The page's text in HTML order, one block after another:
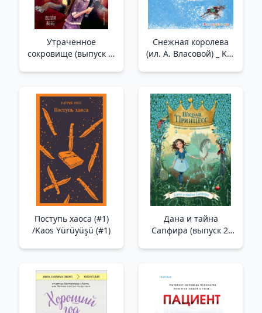
Утраченное
сокровище (выпуск 2)
Снежная королева
(ил. А. Власовой) _ Kar
Поступь хаоса (#1)
/Kaos Yürüyüşü (#1)
Дана и тайна
Сапфира (выпуск 2)